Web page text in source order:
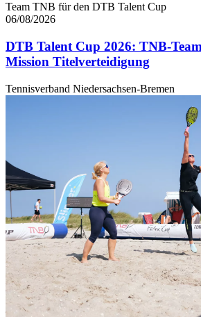
Team TNB für den DTB Talent Cup
06/08/2026
DTB Talent Cup 2026: TNB-
Mission Titelverteidigung
Tennisverband Niedersachsen-Bremen